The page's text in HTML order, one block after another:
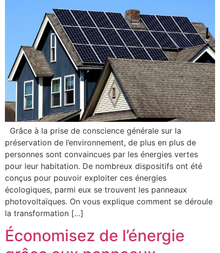
Grâce à la prise de conscience générale sur la
préservation de l’environnement, de plus en plus de
personnes sont convaincues par les énergies vertes
pour leur habitation. De nombreux dispositifs ont été
conçus pour pouvoir exploiter ces énergies
écologiques, parmi eux se trouvent les panneaux
photovoltaïques. On vous explique comment se déroule
la transformation […]
Économisez de l’énergie